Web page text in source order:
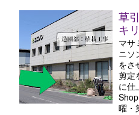
草
キ
マサ
ニソ
をさ
剪定
に仕
曜・